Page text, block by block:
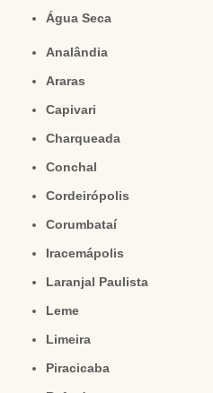
Água Seca
Analândia
Araras
Capivari
Charqueada
Conchal
Cordeirópolis
Corumbataí
Iracemápolis
Laranjal Paulista
Leme
Limeira
Piracicaba